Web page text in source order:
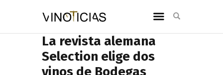
La revista alemana
Selection elige dos
vinos de Bodegas